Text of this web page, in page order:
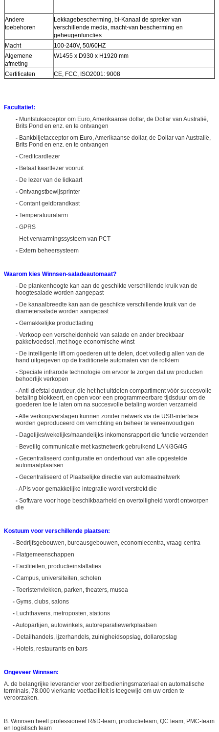
VERZENDEN
Andere
toebehoren
Lekkagebescherming, bi-Kanaal de spreker van
verschillende media, macht-van bescherming en
geheugenfuncties
Macht
100-240V, 50/60HZ
Algemene
afmeting
W1455 x D930 x H1920 mm
Certificaten CE, FCC, ISO2001: 9008
Facultatief:
- Muntstukacceptor om Euro, Amerikaanse dollar, de Dollar van Australië,
Brits Pond en enz. en te ontvangen
- Bankbiljetacceptor om Euro, Amerikaanse dollar, de Dollar van Australië,
Brits Pond en enz. en te ontvangen
- Creditcardlezer
- Betaal kaartlezer vooruit
- De lezer van de lidkaart
- Ontvangstbewijsprinter
- Contant geldbrandkast
- Temperatuuralarm
- GPRS
- Het verwarmingssysteem van PCT
- Extern beheersysteem
Waarom kies Winnsen-saladeautomaat?
- De plankenhoogte kan aan de geschikte verschillende kruik van de
hoogtesalade worden aangepast
- De kanaalbreedte kan aan de geschikte verschillende kruik van de
diametersalade worden aangepast
- Gemakkelijke productlading
- Verkoop een verscheidenheid van salade en ander breekbaar
pakketvoedsel, met hoge economische winst
- De intelligente lift om goederen uit te delen, doet volledig allen van de
hand uitgegeven op de traditionele automaten van de rolklem
- Speciale infrarode technologie om ervoor te zorgen dat uw producten
behoorlijk verkopen
-Anti-diefstal duwdeur, die het het uitdelen compartiment vóór succesvolle
betaling blokkeert, en open voor een programmeerbare tijdsduur om de
goederen toe te laten om na succesvolle betaling worden verzameld
-Alle verkoopverslagen kunnen zonder netwerk via de USB-interface
worden geproduceerd om verrichting en beheer te vereenvoudigen
- Dagelijks/wekelijks/maandelijks inkomensrapport die functie verzenden
- Beveilig communicatie met kastnetwerk gebruikend LAN/3G/4G
- Gecentraliseerd configuratie en onderhoud van alle opgestelde
automaatplaatsen
- Gecentraliseerd of Plaatselijke directie van automaatnetwerk
- APIs voor gemakkelijke integratie wordt verstrekt die
- Software voor hoge beschikbaarheid en overtolligheid wordt ontworpen
die
Kostuum voor verschillende plaatsen:
- Bedrijfsgebouwen, bureausgebouwen, economiecentra, vraag-centra
- Flatgemeenschappen
- Faciliteiten, productieinstallaties
- Campus, universiteiten, scholen
- Toeristenvlekken, parken, theaters, musea
- Gyms, clubs, salons
- Luchthavens, metroposten, stations
-Autopartijen, autowinkels, autoreparatiewerkplaatsen
- Detailhandels, ijzerhandels, zuinigheidsopslag, dollaropslag
- Hotels, restaurants en bars
Ongeveer Winnsen:
A. de belangrijke leverancier voor zelfbedieningsmateriaal en automatische
terminals, 78.000 vierkante voetfaciliteit is toegewijd om uw orden te
veroorzaken.
B. Winnsen heeft professioneel R&D-team, productieteam, QC team, PMC-team
en logistisch team